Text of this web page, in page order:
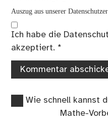
Auszug aus unserer
Ich habe die
akzeptiert. *
Vorheriger
Wie schnell kannst
Nächster
Mathe-